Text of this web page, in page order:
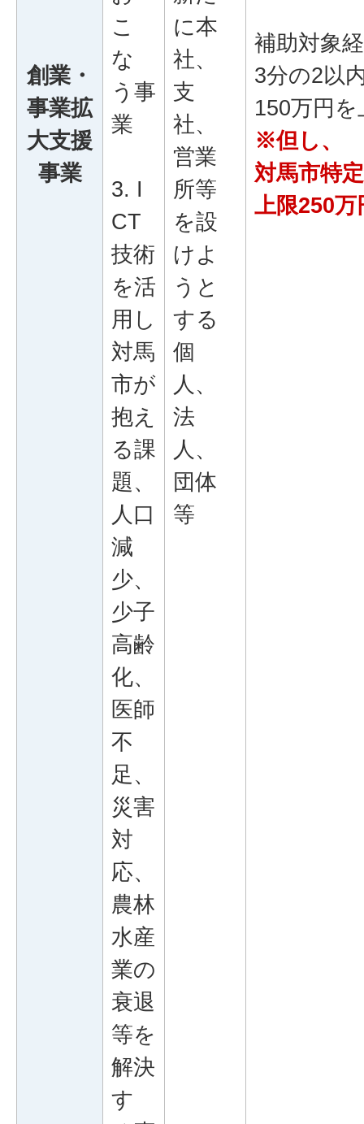
創業・
事業拡
大支援
事業
こ
な
う事
業
3. I
CT
技術
を活
用し
対馬
市が
抱え
る課
題、
人口
減
少、
少子
高齢
化、
医師
不
足、
災害
対
応、
農林
水産
業の
衰退
等を
解決
す
に本
社、
支
社、
営業
所等
を設
けよ
うと
する
個
人、
法
人、
団体
等
補助対象
3分の2以
150万円を
※但し、
対馬市特
上限250万